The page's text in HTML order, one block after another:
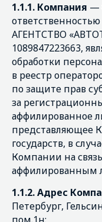
1.1.1. Компания —
АГЕНТСТВО
1089847223663,
обработки
в реестр
по защите прав
за
аффилированное
представляющее
государств, в
Компании на
аффилированным
1.1.2. Адрес
Петербург,